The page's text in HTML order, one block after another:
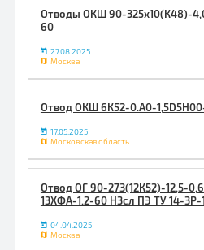
Отводы ОКШ 90-325х10(К48)-
60
27.08.2025
Москва
Отвод ОКШ 6К52-0.А0-
17.05.2025
Московская область
Отвод ОГ 90-273(12К52)-12,5-
13ХФА-1.2-60 Н3сл ПЭ ТУ 14-3Р-
04.04.2025
Москва